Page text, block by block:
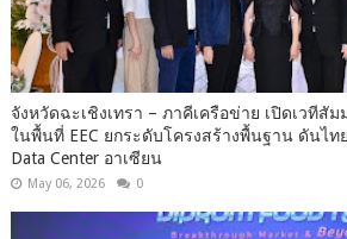
จังหวัดฉะเชิงเทรา – ภาคีเครือข่าย เปิดเวทีสั
ในพื้นที่ EEC ยกระดับโครงสร้างพื้นฐาน ดันไ
Data Center อาเซียน
May 06, 2026 0